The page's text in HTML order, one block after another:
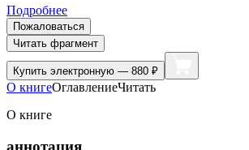
Подробнее
Пожаловаться
Читать фрагмент
Купить электронную — 880 ₽
О книгеОглавлениеЧитать
О книге
аннотация